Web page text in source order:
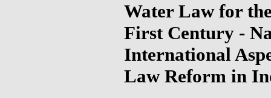
Water Law for
First Century -
International
Law Reform in